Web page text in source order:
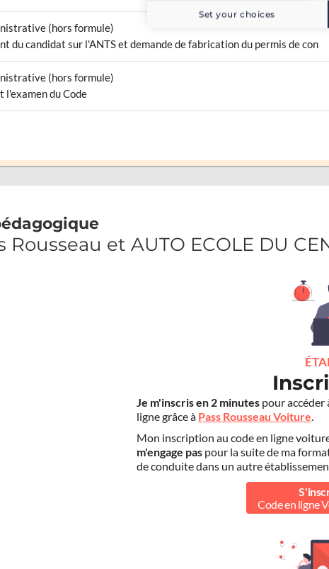
(hors formule)
du candidat sur l'ANTS et demande de fabrication du permis de con
(hors formule)
l'examen du Code
Rousseau et AUTO ECOLE DU
Je m'inscris en 2 minutes pour accéder
ligne grâce à Pass Rousseau Voiture.
Mon inscription au code en ligne
m'engage pas pour la suite de ma
de conduite dans un autre
Code en ligne
Set your choices